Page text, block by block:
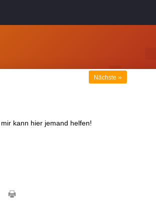
Nächste »
kann hier jemand helfen!